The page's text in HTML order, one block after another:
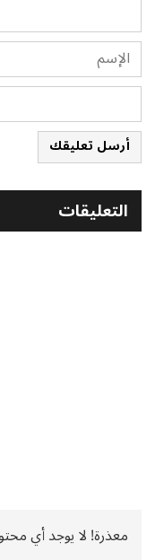
أرسل تعليقك
التعليقات
معذرة! لا يوجد أي